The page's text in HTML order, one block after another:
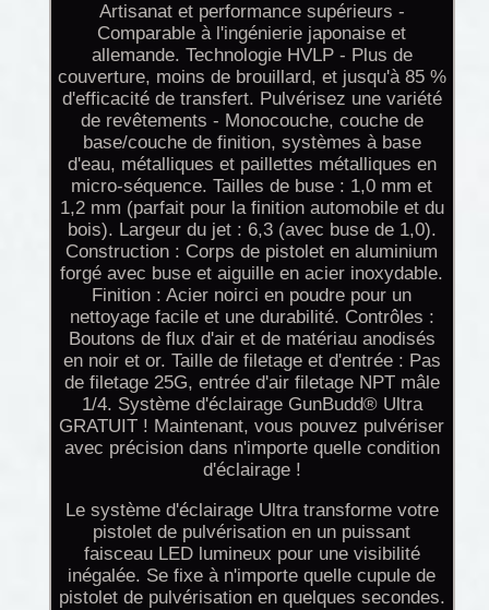
Artisanat et performance supérieurs -
Comparable à l'ingénierie japonaise et
allemande. Technologie HVLP - Plus de
couverture, moins de brouillard, et jusqu'à 85 %
d'efficacité de transfert. Pulvérisez une variété
de revêtements - Monocouche, couche de
base/couche de finition, systèmes à base
d'eau, métalliques et paillettes métalliques en
micro-séquence. Tailles de buse : 1,0 mm et
1,2 mm (parfait pour la finition automobile et du
bois). Largeur du jet : 6,3 (avec buse de 1,0).
Construction : Corps de pistolet en aluminium
forgé avec buse et aiguille en acier inoxydable.
Finition : Acier noirci en poudre pour un
nettoyage facile et une durabilité. Contrôles :
Boutons de flux d'air et de matériau anodisés
en noir et or. Taille de filetage et d'entrée : Pas
de filetage 25G, entrée d'air filetage NPT mâle
1/4. Système d'éclairage GunBudd® Ultra
GRATUIT ! Maintenant, vous pouvez pulvériser
avec précision dans n'importe quelle condition
d'éclairage !
Le système d'éclairage Ultra transforme votre
pistolet de pulvérisation en un puissant
faisceau LED lumineux pour une visibilité
inégalée. Se fixe à n'importe quelle cupule de
pistolet de pulvérisation en quelques secondes.